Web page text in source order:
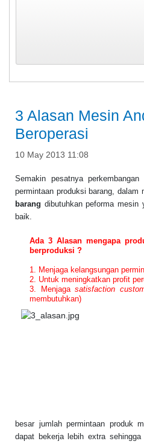
3 Alasan Mesin
Beroperasi
10 May 2013 11:08
Semakin pesatnya
permintaan produksi barang, dalam
barang dibutuhkan peforma mesin
baik.
Ada 3 Alasan mengapa
berproduksi ?
1. Menjaga kelangsungan
2. Untuk meningkatkan profit
3. Menjagasatisfaction
membutuhkan)
besar jumlah permintaan produk
dapat bekerja lebih extra